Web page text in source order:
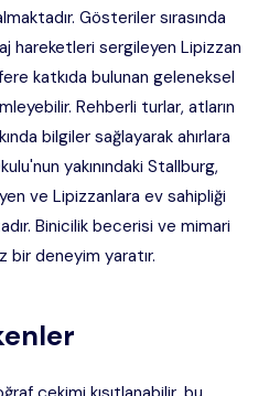
Gösteriler sırasında
hareketleri sergileyen Lipizzan
katkıda bulunan geleneksel
Rehberli turlar, atların
bilgiler sağlayarak ahırlara
yakınındaki Stallburg,
ve Lipizzanlara ev sahipliği
Binicilik becerisi ve mimari
bir deneyim yaratır.